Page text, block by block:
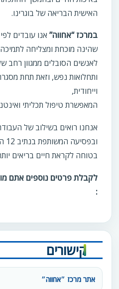
האישית הבריאה של בוגרינו.
במרכז “אחווה” אנו עובדים
שהינה מוכחת ומצליחה
לאנשים הסובלים ממגוון רחב
ותחלואות נפש, וזאת תחת
וייחודית,
המאפשרת טיפול תכליתי
אנחנו רואים בשילוב של
בטוחה לקראת חיים בריאים
לקבלת פרטים נוספים אתם
:
קישורים
אתר מרכז ״אחווה״